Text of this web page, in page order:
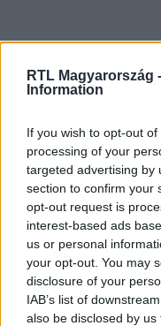
RTL Magyarország -
Information
If you wish to opt-out
processing of your
targeted advertising by
section to confirm your
opt-out request is
interest-based ads
us or personal
your opt-out. You may
disclosure of your
IAB’s list of
also be disclosed by
Itt állítsd be,
legyen a
Kövess minket,